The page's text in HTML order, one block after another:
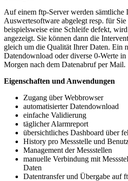
Auf einem ftp-Server werden sämtliche
Auswertesoftware abgelegt resp. für
beispielsweise eine Schleife defekt,
angezeigt. Sie können dann die
gleich um die Qualität Ihrer Daten. Ein
Datendownload oder diverse 0-Werte
Morgen nach dem Datenabruf per Mail.
Eigenschaften und Anwendungen
Zugang über Webbrowser
automatisierter Datendownload
einfache Validierung
täglicher Alarmreport
übersichtliches Dashboard über
History pro Messstelle und
Management der Messstellen
manuelle Verbindung mit
Daten
Datentransfer und Übergabe auf